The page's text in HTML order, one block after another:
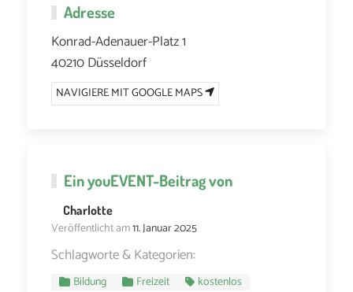
Adresse
Konrad-Adenauer-Platz 1
40210 Düsseldorf
NAVIGIERE MIT GOOGLE MAPS
EinyouEVENT-Beitrag von
Charlotte
Veröffentlicht am11. Januar 2025
Schlagworte & Kategorien:
Bildung Freizeit kostenlos